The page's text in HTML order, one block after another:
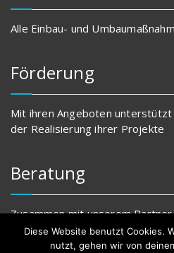
Alle Einbau- und
Förderung
Mit ihren Angeboten unterstützt
der Realisierung ihrer Projekte
Beratung
Zusammen mit unserem
Ihr neues Badezimmer.
Diese Website benutzt Cookies.
nutzt, gehen wir von